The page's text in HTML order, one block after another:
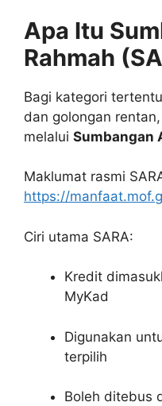
Apa Itu
Rahmah
Bagi kategori
dan golongan
melalui Sumbangan
Maklumat rasmi
https://
Ciri utama SARA:
Kredit
MyKad
Digunakan
terpilih
Boleh ditebus